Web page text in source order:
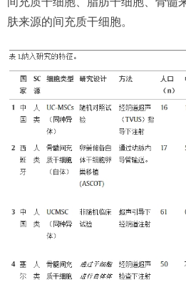
肤来源的间充质干细胞。